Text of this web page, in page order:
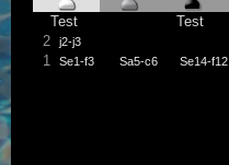
Test Test
2
j2-j3
1 Se1-f3 Sa5-c6 Se14-f12